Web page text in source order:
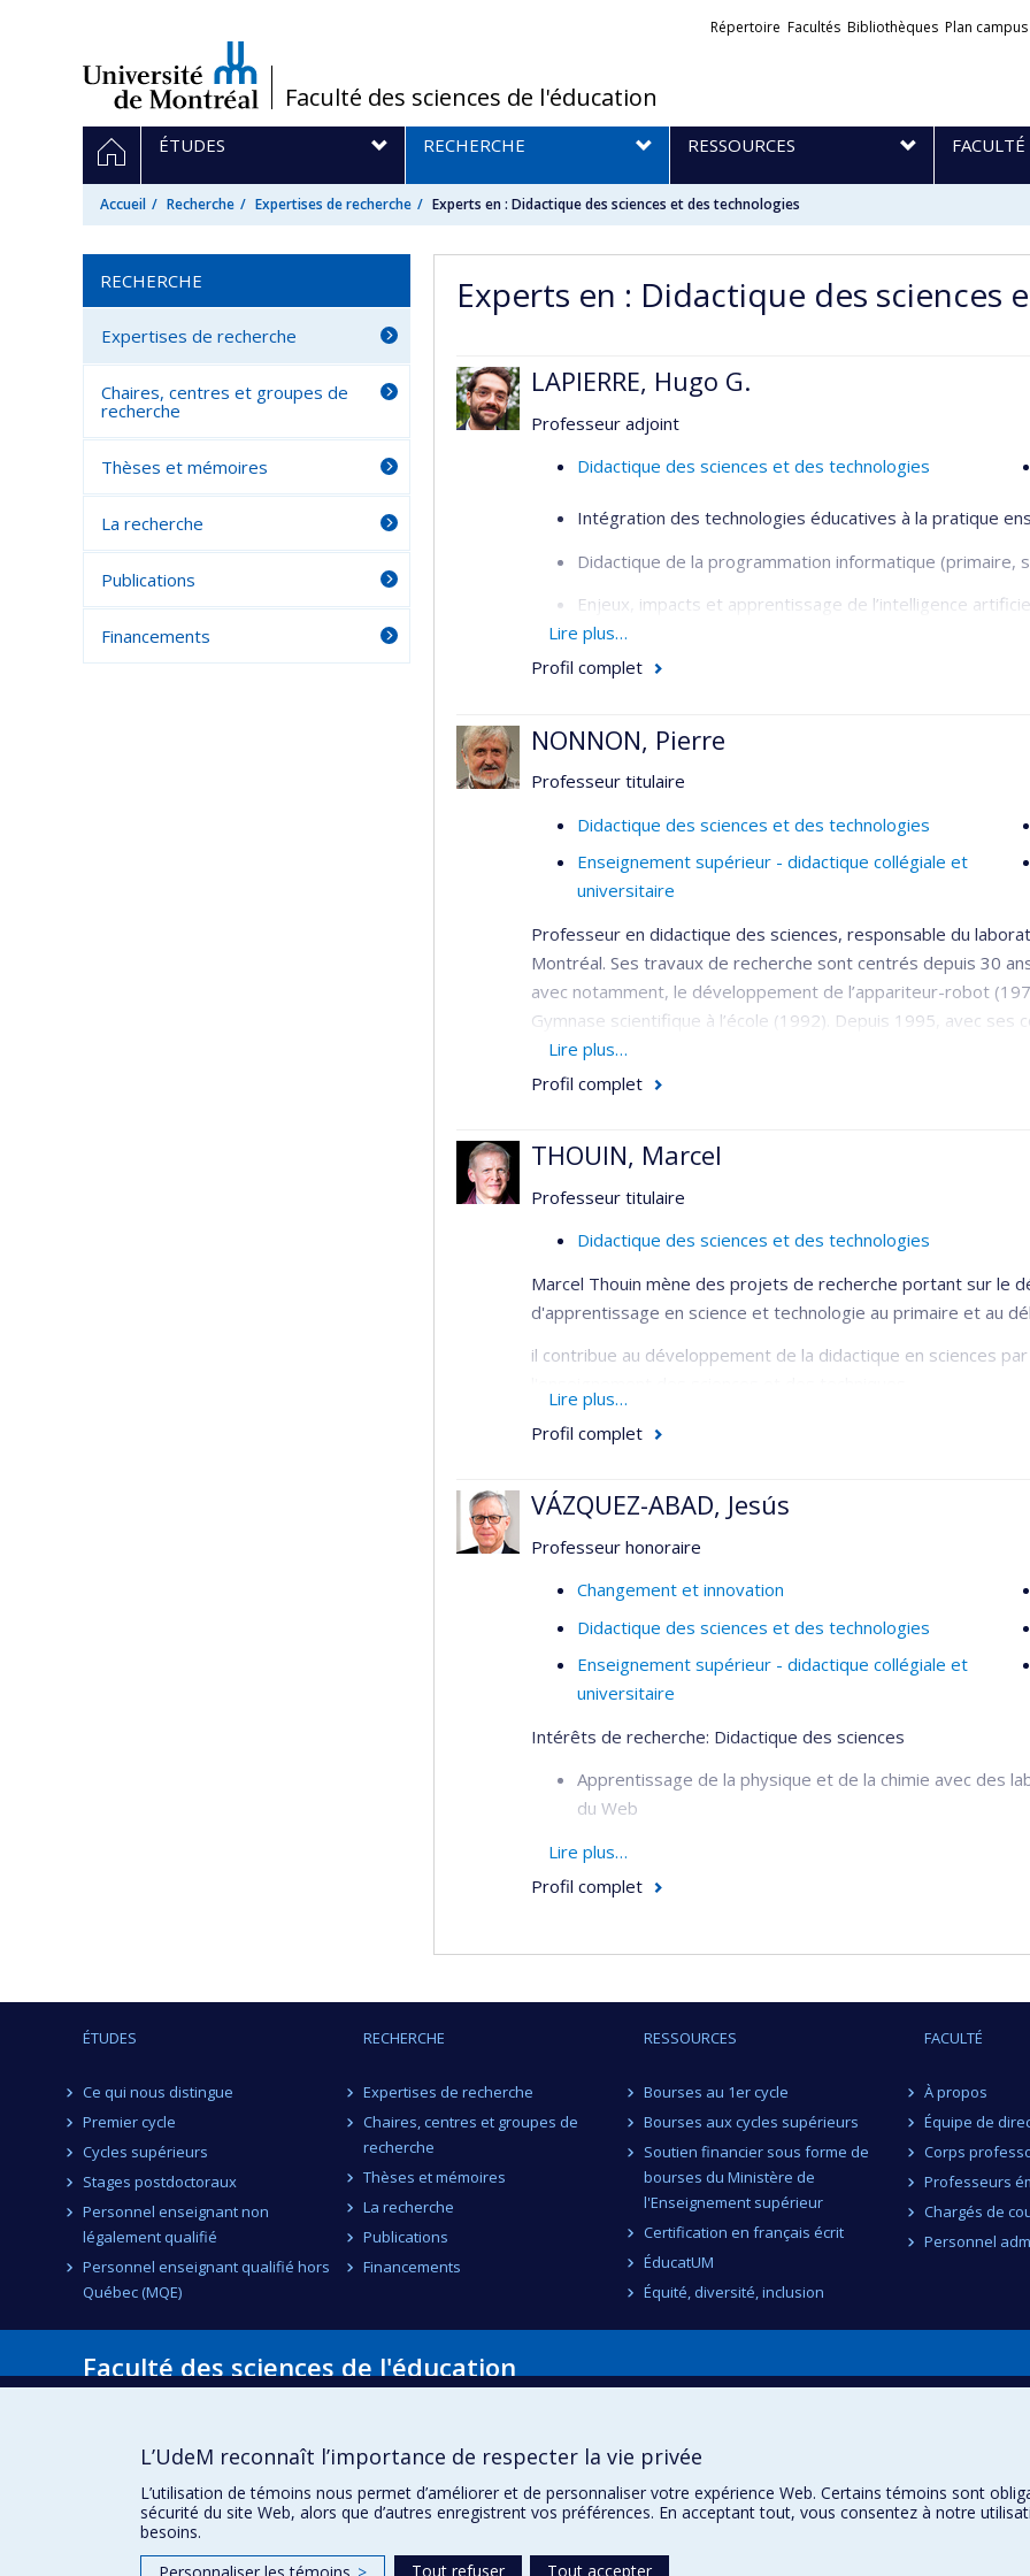
/Faculté des sciences de l'éducation
Liens
Répertoire Facultés Bibliothèques Plan campus
Navigation
principale
ACCUEIL
ÉTUDES RECHERCHE RESSOURCES FACULTÉ
Accueil Recherche Expertises de recherche Experts en : Didactique des sciences et des technologies
Experts en : Didactique des sciences
LAPIERRE, Hugo G.
Professeur adjoint
Didactique des sciences et des technologies
Intégration des technologies éducatives à la pratique
Didactique de la programmation informatique (primaire,
Enjeux, impacts et apprentissage de l’intelligence
Utilisation des données psychophysiologiques en
Lire plus…
Profil complet
NONNON, Pierre
Professeur titulaire
Didactique des sciences et des technologies
Enseignement supérieur - didactique collégiale et
universitaire
Professeur en didactique des sciences, responsable du
Montréal. Ses travaux de recherche sont centrés depuis 30
avec notamment, le développement de l’appariteur-robot
Gymnase scientifique à l’école (1992). Depuis 1995, avec
recherches portent principalement sur la reingénierie des
et l'implantation de ces microlaboratoires dans les écoles
Didactique des sciences et technologies
Recherche et développement en expérimentation
Instrumentation et mesures en sciences expérimentales
Implantation des nouveaux programmes de sciences et
Lire plus…
Profil complet
THOUIN, Marcel
Professeur titulaire
Didactique des sciences et des technologies
Marcel Thouin mène des projets de recherche portant sur le
d'apprentissage en science et technologie au primaire et au
il contribue au développement de la didactique en sciences
Intérêts de recherche
Évaluation des programmes, des manuels scolaires et
en technologie
Lire plus…
Profil complet
VÁZQUEZ-ABAD, Jesús
Professeur honoraire
Changement et innovation
Didactique des sciences et des technologies
Enseignement supérieur - didactique collégiale et
universitaire
Intérêts de recherche: Didactique des sciences
Apprentissage de la physique et de la chimie avec des
du Web
Apprentissage collaboratif dans des laboratoires distribué
Conception d'applications didactiques impliquant les TIC
Conception et production d'applications didactiques
Lire plus…
Profil complet
RECHERCHE
Expertises de recherche
Chaires, centres et groupes de
recherche
Thèses et mémoires
La recherche
Publications
Financements
ÉTUDES
Ce qui nous distingue
Premier cycle
Cycles supérieurs
Stages postdoctoraux
Personnel enseignant non
légalement qualifié
Personnel enseignant qualifié hors
Québec (MQE)
RECHERCHE
Expertises de recherche
Chaires, centres et groupes de
recherche
Thèses et mémoires
La recherche
Publications
Financements
RESSOURCES
Bourses au 1er cycle
Bourses aux cycles supérieurs
Soutien financier sous forme de
bourses du Ministère de
l'Enseignement supérieur
Certification en français écrit
ÉducatUM
Équité, diversité, inclusion
FACULTÉ
À propos
Équipe de
Corps
Professeurs
Chargés de
Personnel
Faculté des sciences de l'éducation
Montréal (Québec) H2V 2S9
L’UdeM reconnaît l’importance de respecter la vie privée
L’utilisation de témoins nous permet d’améliorer et de personnaliser votre expérience Web. Certains témoins sont
sécurité du site Web, alors que d’autres enregistrent vos préférences. En acceptant tout, vous consentez à notre
besoins.
Tout refuser Tout accepter